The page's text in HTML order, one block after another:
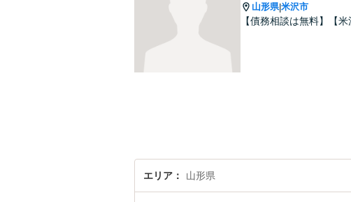
山形県|米沢市
【債務相談は無料】【米
エリア 山形県